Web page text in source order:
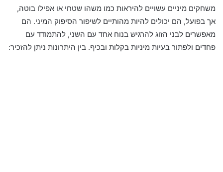
משחקים מיניים עשויים להיראות כמו משהו שטחי או אפילו בוטה,
אך בפועל, הם יכולים להיות מהותיים לשיפור הסיפוק המיני. הם
מאפשרים לבני הזוג להרגיש בנוח אחד עם השני, להתמודד עם
פחדים ולפתור בעיות מיניות בקלות ובכיף. בין היתרונות ניתן להזכיר: